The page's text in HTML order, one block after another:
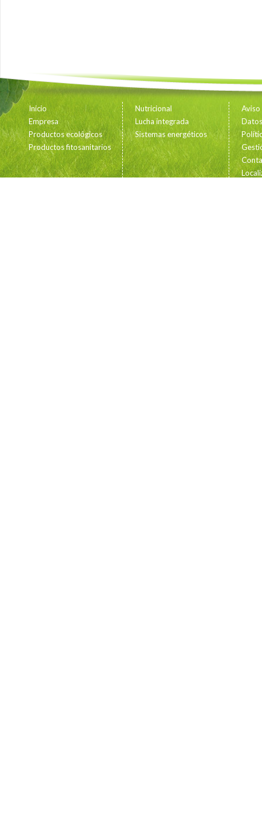
Inicio
Empresa
Productos ecológicos
Productos fitosanitarios
Nutricional
Lucha integrada
Sistemas energéticos
Aviso